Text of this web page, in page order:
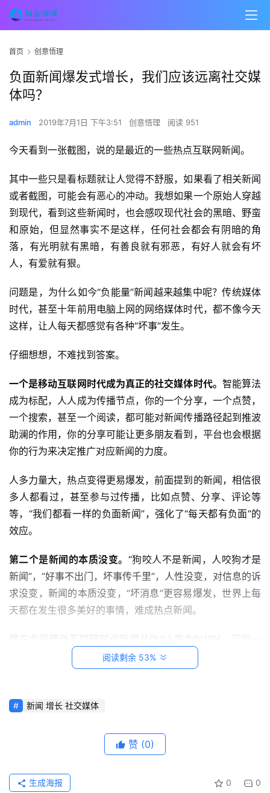
首
页
创
意
悟
兽
记
首页 创意悟理
负面新闻爆发式增长，我们应该远离社交媒
体吗？
admin 2019年7月1日 下午3:51 创意悟理 阅读 951
今天看到一张截图，说的是最近的一些热点互联网新闻。
其中一些只是看标题就让人觉得不舒服，如果看了相关新闻
或者截图，可能会有恶心的冲动。我想如果一个原始人穿越
到现代，看到这些新闻时，也会感叹现代社会的黑暗、野蛮
和原始，但显然事实不是这样，任何社会都会有阴暗的角
落，有光明就有黑暗，有善良就有邪恶，有好人就会有坏
人，有爱就有狠。
问题是，为什么如今“负能量”新闻越来越集中呢？传统媒体
时代，甚至十年前用电脑上网的网络媒体时代，都不像今天
这样，让人每天都感觉有各种“坏事”发生。
仔细想想，不难找到答案。
一个是移动互联网时代成为真正的社交媒体时代。 智能算法
成为标配，人人成为传播节点，你的一个分享，一个点赞，
一个搜索，甚至一个阅读，都可能对新闻传播路径起到推波
助澜的作用，你的分享可能让更多朋友看到，平台也会根据
你的行为来决定推广对应新闻的力度。
人多力量大，热点变得更易爆发，前面提到的新闻，相信很
多人都看过，甚至参与过传播，比如点赞、分享、评论等
等，“我们都看一样的负面新闻”，强化了“每天都有负面”的
效应。
第二个是新闻的本质没变。 “狗咬人不是新闻，人咬狗才是
新闻”，“好事不出门，坏事传千里”，人性没变，对信息的诉
求没变，新闻的本质没变，“坏消息”更容易爆发，世界上每
天都在发生很多美好的事情，难成热点新闻。
下你在纸媒时代或者网媒时代看新闻的习惯，你会主动打开
电视看新闻，你会主动买报纸看新闻，你会主动点开网站看
有人跑过来直接告诉你。
今天不一样，App总是在推送，但凡热点，争先恐后。就算
你主动打开App，看到的也是被PUSH的信息流，搜索新闻
人都被动地接受这些坏消息，谁的手机没几个新闻资讯App
阅读剩余 53%
新闻 增长 社交媒体
赞 (0)
0 0
生成海报